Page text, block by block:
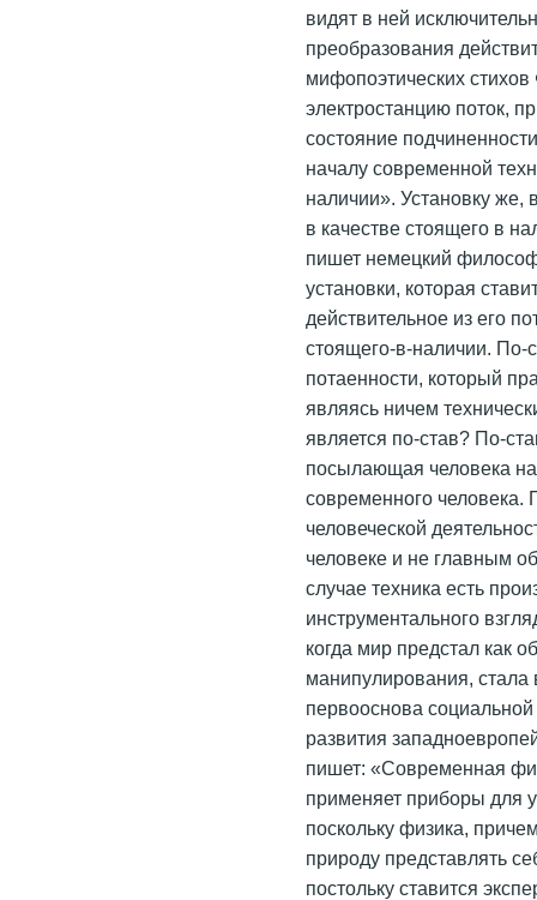
видят в ней
преобразования
мифопоэтических
электростанцию поток,
состояние
началу современной
наличии». Установку же,
в качестве стоящего в
пишет немецкий
установки, которая
действительное из его
стоящего-в-наличии. По-
потаенности, который
являясь ничем
является по-став? По-
посылающая человека на
современного человека.
человеческой
человеке и не главным
случае техника есть
инструментального
когда мир предстал как
манипулирования,
первооснова социальной
развития
пишет: «Современная
применяет приборы для
поскольку физика,
природу представлять
постольку ставится